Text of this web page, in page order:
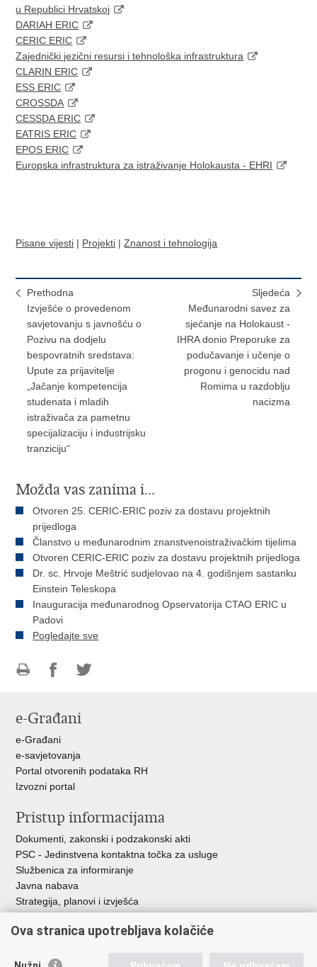
u Republici Hrvatskoj
DARIAH ERIC
CERIC ERIC
Zajednički jezični resursi i tehnološka infrastruktura
CLARIN ERIC
ESS ERIC
CROSSDA
CESSDA ERIC
EATRIS ERIC
EPOS ERIC
Europska infrastruktura za istraživanje Holokausta - EHRI
Pisane vijesti | Projekti |Znanost i tehnologija
Prethodna
Izvješće o provedenom
savjetovanju s javnošću o
Pozivu na dodjelu
bespovratnih sredstava:
Upute za prijavitelje
„Jačanje kompetencija
studenata i mladih
istraživača za pametnu
specijalizaciju i industrijsku
tranziciju“
Sljedeća
Međunarodni savez za
sjećanje na Holokaust -
IHRA donio Preporuke za
podučavanje i učenje o
progonu i genocidu nad
Romima u razdoblju
nacizma
Možda vas zanima i...
Otvoren 25. CERIC-ERIC poziv za dostavu projektnih
prijedloga
Članstvo u međunarodnim znanstvenoistraživačkim tijelima
Otvoren CERIC-ERIC poziv za dostavu projektnih prijedloga
Dr. sc. Hrvoje Meštrić sudjelovao na 4. godišnjem sastanku
Einstein Teleskopa
Inauguracija međunarodnog Opservatorija CTAO ERIC u
Padovi
Pogledajte sve
FacebookuTwitteru
e-Građani
e-Građani
e-savjetovanja
Portal otvorenih podataka RH
Izvozni portal
Pristup informacijama
Dokumenti, zakonski i podzakonski akti
PSC - Jedinstvena kontaktna točka za usluge
Službenica za informiranje
Javna nabava
Strategija, planovi i izvješća
Ova stranica upotrebljava kolačiće